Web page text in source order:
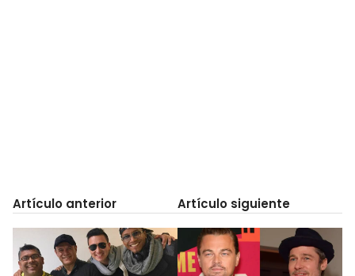
Artículo anterior Artículo siguiente